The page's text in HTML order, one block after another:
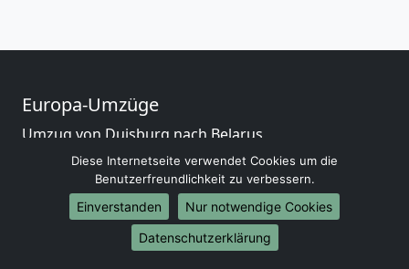
Europa-Umzüge
Umzug von Duisburg nach Belarus
Umzug von Duisburg nach Belgien
Umzug von Duisburg nach Bulgarien
Umzug von Duisburg nach Dänemark
Umzug von Duisburg nach England
Umzug von Duisburg nach Portugal
Diese Internetseite verwendet Cookies um die
Benutzerfreundlichkeit zu verbessern.
Einverstanden
Nur notwendige Cookies
Datenschutzerklärung